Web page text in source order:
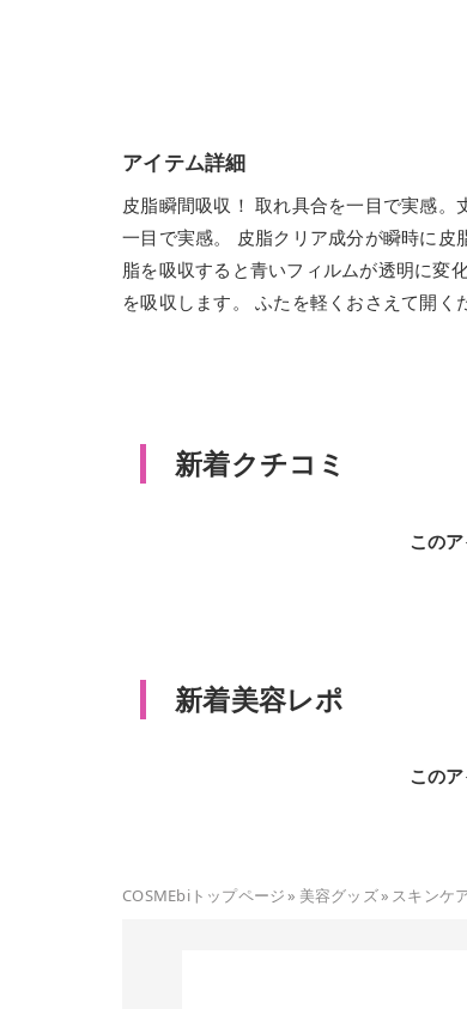
アイテム詳細
皮脂瞬間吸収！ 取れ具合を一目で実感
一目で実感。 皮脂クリア成分が瞬時に
脂を吸収すると青いフィルムが透明に変
を吸収します。 ふたを軽くおさえて開く
新着クチコミ
この
新着美容レポ
この
COSMEbiトップページ» 美容グッズ» スキンケ